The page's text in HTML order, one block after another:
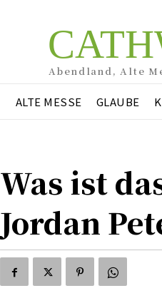
Abendland, Alte
ALTE MESSE GLAUBE
Was ist
Jordan